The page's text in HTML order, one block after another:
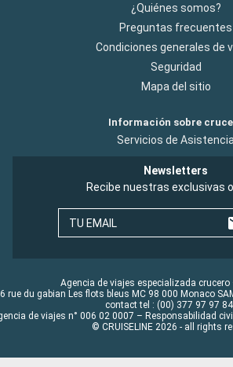
¿Quiénes somos?
Preguntas frecuentes
Condiciones generales de
Seguridad
Mapa del sitio
Información sobre
Servicios de Asistencia
Newsletters
Recibe nuestras exclusivas
TU EMAIL
Agencia de viajes especializada crucero
rue du gabian Les flots bleus MC 98 000 Monaco
contact tel : (00) 377 97 97
de viajes n° 006 02 0007 – Responsabilidad
© CRUISELINE 2026 - all rights